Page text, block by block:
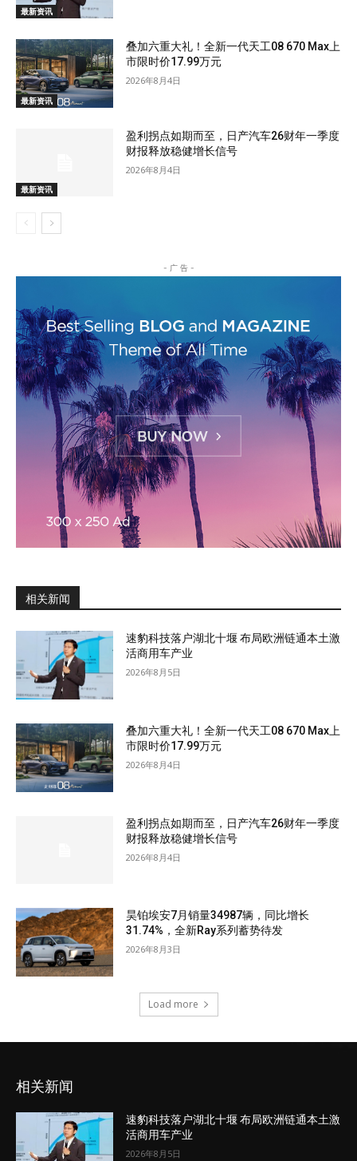
最新资讯
最新资讯
叠加六重大礼！全新一代天工08 670 Max上
市限时价17.99万元
2026年8月4日
最新资讯
盈利拐点如期而至，日产汽车26财年一季度
财报释放稳健增长信号
2026年8月4日
- 广 告 -
相关新闻
速豹科技落户湖北十堰 布局欧洲链通本土激
活商用车产业
2026年8月5日
叠加六重大礼！全新一代天工08 670 Max上
市限时价17.99万元
2026年8月4日
盈利拐点如期而至，日产汽车26财年一季度
财报释放稳健增长信号
2026年8月4日
昊铂埃安7月销量34987辆，同比增长
31.74%，全新Ray系列蓄势待发
2026年8月3日
Load more
相关新闻
速豹科技落户湖北十堰 布局欧洲链通本土激
活商用车产业
2026年8月5日